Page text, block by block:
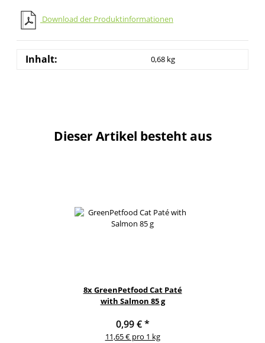
Download der Produktinformationen
Inhalt: 0,68 kg
Dieser Artikel besteht aus
8xGreenPetfood Cat Paté
with Salmon 85 g
0,99 €*
11,65 € pro 1 kg